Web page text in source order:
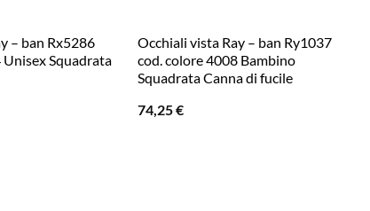
– ban Rx5286
Squadrata
Occhiali vista Ray – ban Ry1037
cod. colore 4008 Bambino
Squadrata Canna di fucile
74,25€